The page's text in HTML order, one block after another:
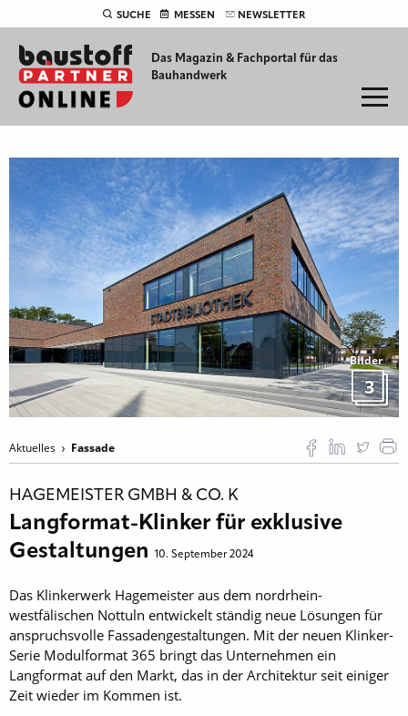
SUCHE MESSEN NEWSLETTER
Das Magazin & Fachportal für das
Bauhandwerk
Bilder
3
Aktuelles Fassade
HAGEMEISTER GMBH & CO. K
Langformat-Klinker für exklusive
Gestaltungen
10. September 2024
Das Klinkerwerk Hagemeister aus dem nordrhein-
westfälischen Nottuln entwickelt ständig neue Lösungen für
anspruchsvolle Fassadengestaltungen. Mit der neuen Klinker-
Serie Modulformat 365 bringt das Unternehmen ein
Langformat auf den Markt, das in der Architektur seit einiger
Zeit wieder im Kommen ist.